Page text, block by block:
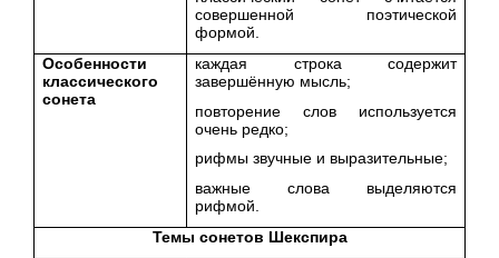
совершенной поэтической
формой.
Особенности
классического
сонета
каждая строка содержит
завершённую мысль;
повторение слов используется
очень редко;
рифмы звучные и выразительные;
важные слова выделяются
рифмой.
Темы сонетов Шекспира